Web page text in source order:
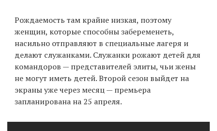
Рождаемость там крайне низкая, поэтому
женщин, которые способны забеременеть,
насильно отправляют в специальные лагеря и
делают служанками. Служанки рожают детей для
командоров — представителей элиты, чьи жены
не могут иметь детей. Второй сезон выйдет на
экраны уже через месяц — премьера
запланирована на 25 апреля.